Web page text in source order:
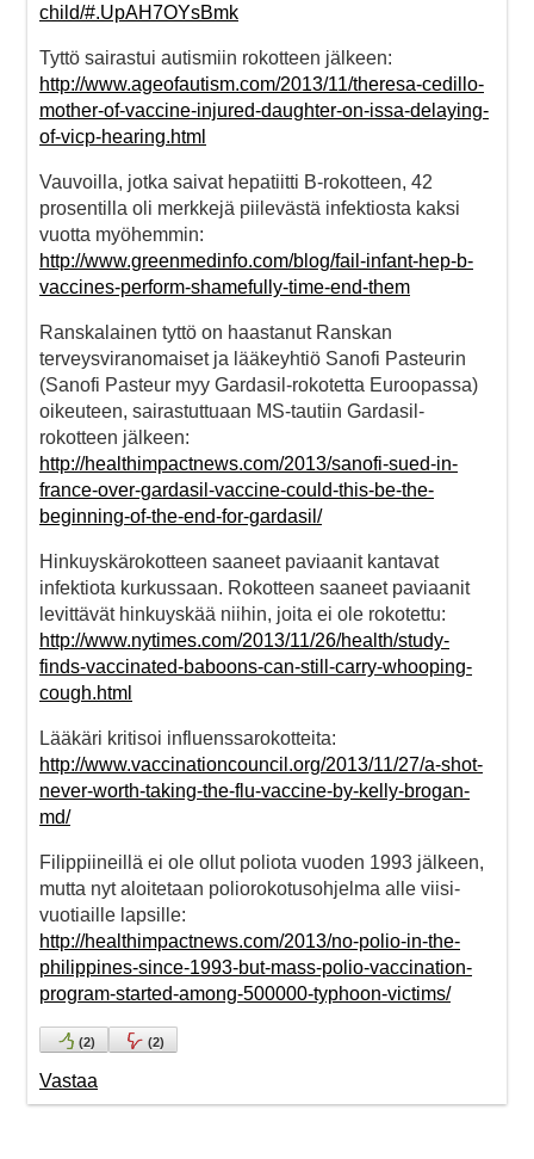
child/#.UpAH7OYsBmk
Tyttö sairastui autismiin rokotteen jälkeen:
http://www.ageofautism.com/2013/11/theresa-cedillo-
mother-of-vaccine-injured-daughter-on-issa-delaying-
of-vicp-hearing.html
Vauvoilla, jotka saivat hepatiitti B-rokotteen, 42
prosentilla oli merkkejä piilevästä infektiosta kaksi
vuotta myöhemmin:
http://www.greenmedinfo.com/blog/fail-infant-hep-b-
vaccines-perform-shamefully-time-end-them
Ranskalainen tyttö on haastanut Ranskan
terveysviranomaiset ja lääkeyhtiö Sanofi Pasteurin
(Sanofi Pasteur myy Gardasil-rokotetta Euroopassa)
oikeuteen, sairastuttuaan MS-tautiin Gardasil-
rokotteen jälkeen:
http://healthimpactnews.com/2013/sanofi-sued-in-
france-over-gardasil-vaccine-could-this-be-the-
beginning-of-the-end-for-gardasil/
Hinkuyskärokotteen saaneet paviaanit kantavat
infektiota kurkussaan. Rokotteen saaneet paviaanit
levittävät hinkuyskää niihin, joita ei ole rokotettu:
http://www.nytimes.com/2013/11/26/health/study-
finds-vaccinated-baboons-can-still-carry-whooping-
cough.html
Lääkäri kritisoi influenssarokotteita:
http://www.vaccinationcouncil.org/2013/11/27/a-shot-
never-worth-taking-the-flu-vaccine-by-kelly-brogan-
md/
Filippiineillä ei ole ollut poliota vuoden 1993 jälkeen,
mutta nyt aloitetaan poliorokotusohjelma alle viisi-
vuotiaille lapsille:
http://healthimpactnews.com/2013/no-polio-in-the-
philippines-since-1993-but-mass-polio-vaccination-
program-started-among-500000-typhoon-victims/
(2) (2)
Vastaa